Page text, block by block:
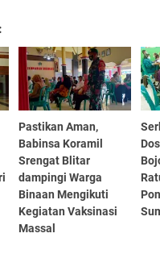
Pastikan Aman,
Babinsa Koramil
Srengat Blitar
dampingi Warga
Binaan Mengikuti
Kegiatan Vaksinasi
Massal